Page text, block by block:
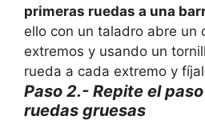
primeras ruedas a una
ello con un taladro abre un
extremos y usando un
rueda a cada extremo y
Paso 2.- Repite el
ruedas gruesas